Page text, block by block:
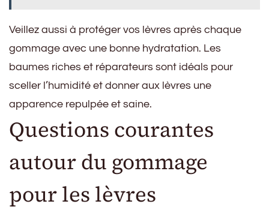
Veillez aussi à protéger vos lèvres après chaque
gommage avec une bonne hydratation. Les
baumes riches et réparateurs sont idéals pour
sceller l’humidité et donner aux lèvres une
apparence repulpée et saine.
Questions courantes
autour du gommage
pour les lèvres